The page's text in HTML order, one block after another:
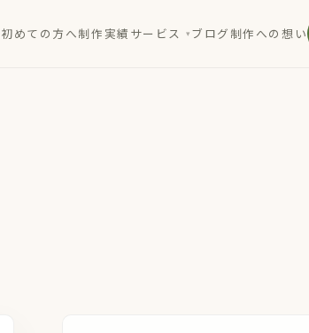
初めての方へ制作実績 サービス ブログ 制作への想い